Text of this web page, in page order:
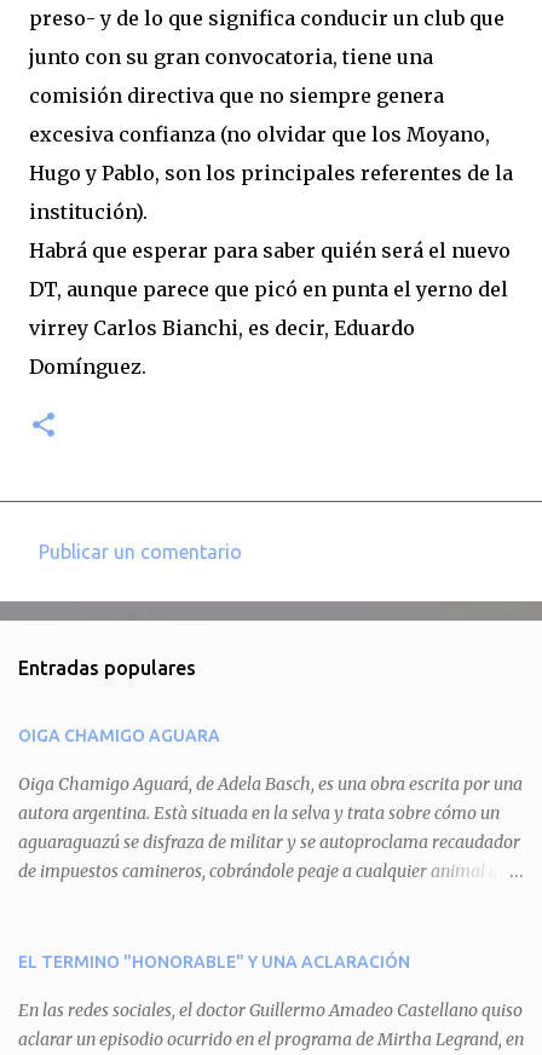
preso- y de lo que significa conducir un club que
junto con su gran convocatoria, tiene una
comisión directiva que no siempre genera
excesiva confianza (no olvidar que los Moyano,
Hugo y Pablo, son los principales referentes de la
institución).
Habrá que esperar para saber quién será el nuevo
DT, aunque parece que picó en punta el yerno del
virrey Carlos Bianchi, es decir, Eduardo
Domínguez.
e
t
a
r
i
o
Publicar un comentario
Entradas populares
OIGA CHAMIGO AGUARA
Oiga Chamigo Aguará, de Adela Basch, es una obra escrita por una
autora argentina. Està situada en la selva y trata sobre cómo un
aguaraguazú se disfraza de militar y se autoproclama recaudador
de impuestos camineros, cobrándole peaje a cualquier animal que
aguará le provoca. De igual manera pasa con Tatú, el armadillo.
del aguará y pasa sin pagar. Por último, Tui, la cotorra, deja
expuesta la mentira del aguará y arenga a los otros tres
EL TERMINO "HONORABLE" Y UNA ACLARACIÓN
En las redes sociales, el doctor Guillermo Amadeo Castellano quiso
aclarar un episodio ocurrido en el programa de Mirtha Legrand, en